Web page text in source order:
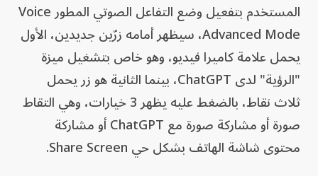
المستخدم بتفعيل وضع التفاعل الصوتي المطور Voice
Advanced Mode، سيظهر أمامه زرّين جديدين، الأول
يحمل علامة كاميرا فيديو، وهو خاص بتشغيل ميزة
"الرؤية" لدى ChatGPT، بينما الثانية هو زر يحمل
ثلاث نقاط، بالضغط عليه يظهر 3 خيارات، وهي التقاط
صورة أو مشاركة صورة مع ChatGPT أو مشاركة
محتوى شاشة الهاتف بشكل حي Share Screen.